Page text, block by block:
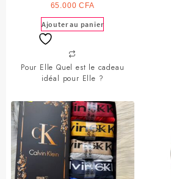
pour Femme
65.000CFA
Pour Elle Quel est le cadeau
idéal pour Elle ?
Ajouter au panier